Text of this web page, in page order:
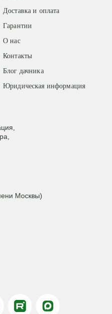
Москвы)
Доставка и оплата
Гарантии
О нас
Контакты
Блог дачника
Юридическая информация